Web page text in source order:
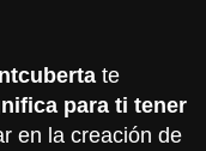
te
para ti tener
en la creación de